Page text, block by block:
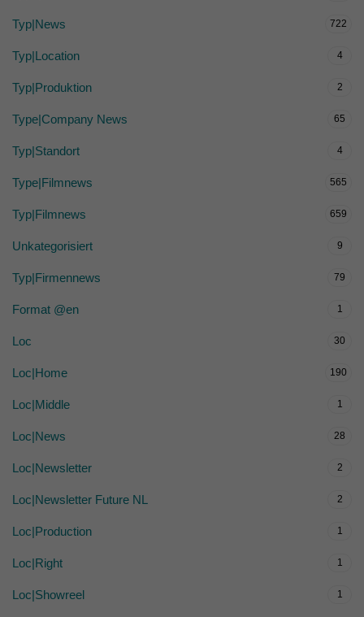
Typ|News 722
Typ|Location 4
Typ|Produktion 2
Type|Company News 65
Typ|Standort 4
Type|Filmnews 565
Typ|Filmnews 659
Unkategorisiert 9
Typ|Firmennews 79
Format @en 1
Loc 30
Loc|Home 190
Loc|Middle 1
Loc|News 28
Loc|Newsletter 2
Loc|Newsletter Future NL 2
Loc|Production 1
Loc|Right 1
Loc|Showreel 1